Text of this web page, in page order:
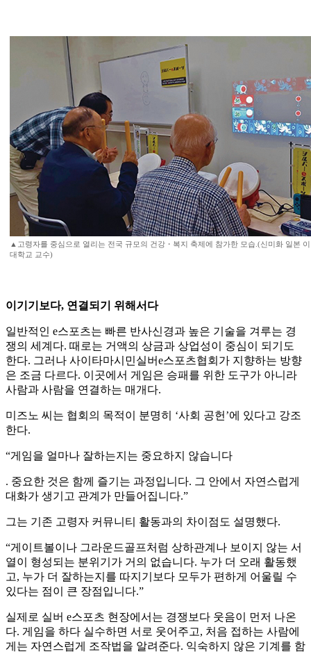
▲고령자를 중심으로 열리는 전국 규모의 건강・복지 축제에 참가한 모습.(신미화 일본
대학교 교수)
이기기보다, 연결되기 위해서다
일반적인 e스포츠는 빠른 반사신경과 높은 기술을 겨루는 경
쟁의 세계다. 때로는 거액의 상금과 상업성이 중심이 되기도
한다. 그러나 사이타마시민실버e스포츠협회가 지향하는 방향
은 조금 다르다. 이곳에서 게임은 승패를 위한 도구가 아니라
사람과 사람을 연결하는 매개다.
미즈노 씨는 협회의 목적이 분명히 ‘사회 공헌’에 있다고 강조
한다.
“게임을 얼마나 잘하는지는 중요하지 않습니다
. 중요한 것은 함께 즐기는 과정입니다. 그 안에서 자연스럽게
대화가 생기고 관계가 만들어집니다.”
그는 기존 고령자 커뮤니티 활동과의 차이점도 설명했다.
“게이트볼이나 그라운드골프처럼 상하관계나 보이지 않는 서
열이 형성되는 분위기가 거의 없습니다. 누가 더 오래 활동했
고, 누가 더 잘하는지를 따지기보다 모두가 편하게 어울릴 수
있다는 점이 큰 장점입니다.”
실제로 실버 e스포츠 현장에서는 경쟁보다 웃음이 먼저 나온
다. 게임을 하다 실수하면 서로 웃어주고, 처음 접하는 사람에
게는 자연스럽게 조작법을 알려준다. 익숙하지 않은 기계를 함